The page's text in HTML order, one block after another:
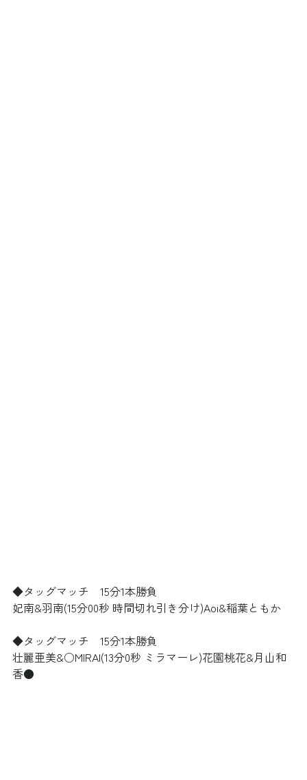
◆タッグマッチ　15分1本勝負
妃南&羽南(15分00秒 時間切れ引き分け)Aoi&稲葉ともか
◆タッグマッチ　15分1本勝負
壮麗亜美&○MIRAI(13分0秒 ミラマーレ)花園桃花&月山和
香●